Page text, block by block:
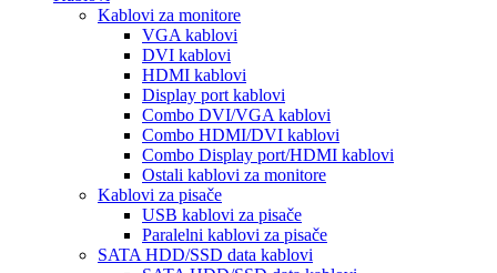
Kablovi za monitore
VGA kablovi
DVI kablovi
HDMI kablovi
Display port kablovi
Combo DVI/VGA kablovi
Combo HDMI/DVI kablovi
Combo Display port/HDMI kablovi
Ostali kablovi za monitore
Kablovi za pisače
USB kablovi za pisače
Paralelni kablovi za pisače
SATA HDD/SSD data kablovi